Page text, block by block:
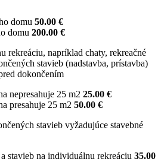
domu 50.00 €
domu 200.00 €
rekreáciu, napríklad chaty, rekreačné
stavieb (nadstavba, prístavba)
dokončením
nepresahuje 25 m2 25.00 €
presahuje 25 m2 50.00 €
stavieb vyžadujúce stavebné
stavieb na individuálnu rekreáciu 35.00